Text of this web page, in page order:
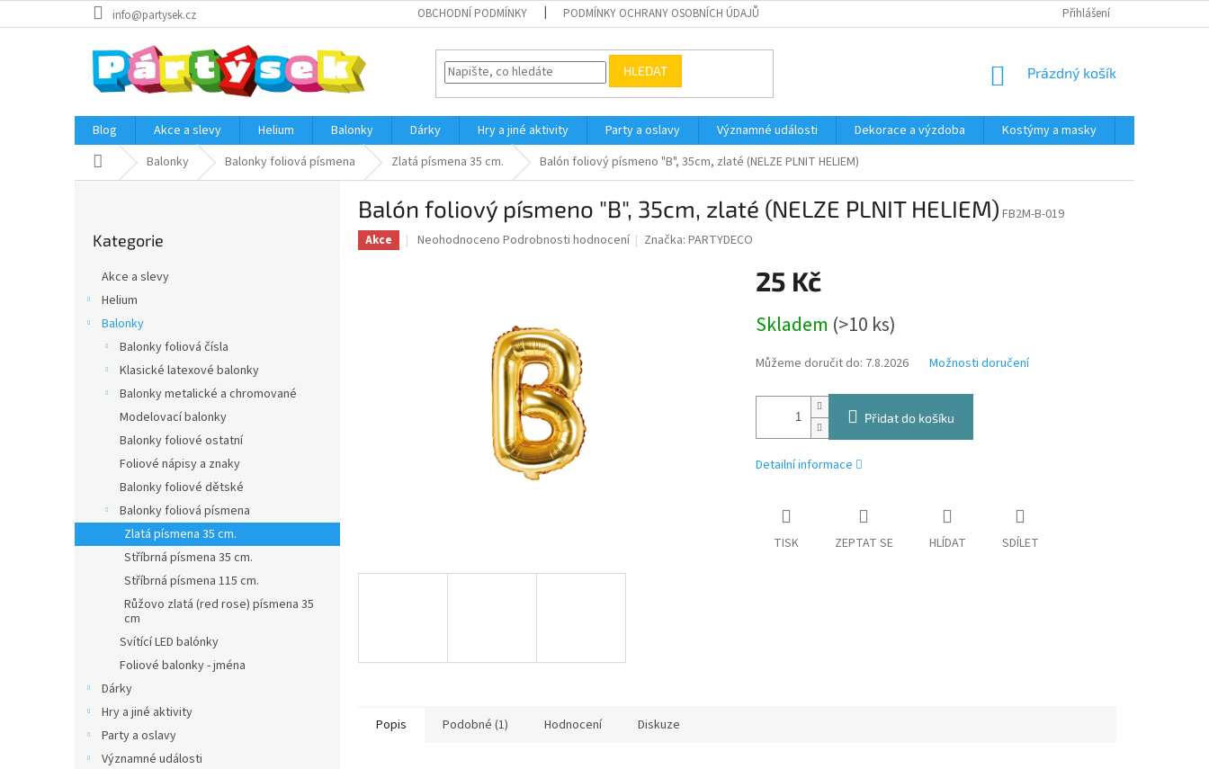
na
info@partysek.cz OBCHODNÍ PODMÍNKY PODMÍNKY OCHRANY OSOBNÍCH ÚDAJŮ Přihlášení
HLEDAT
NÁKUPNÍ
Prázdný košík
Blog Akce a slevy Helium Balonky Dárky Hry a jiné aktivity Party a oslavy Významné události Dekorace a výzdoba Kostýmy a masky
Domů Balonky Balonky foliová písmena Zlatá písmena 35 cm. Balón foliový písmeno "B", 35cm, zlaté (NELZE PLNIT HELIEM)
kategorie
Kategorie
Akce a slevy
Helium
Balonky
Balonky foliová čísla
Klasické latexové balonky
Balonky metalické a chromované
Modelovací balonky
Balonky foliové ostatní
Foliové nápisy a znaky
Balonky foliové dětské
Balonky foliová písmena
Zlatá písmena 35 cm.
Stříbrná písmena 35 cm.
Stříbrná písmena 115 cm.
Růžovo zlatá (red rose) písmena 35
cm
Svítící LED balónky
Foliové balonky - jména
Dárky
Hry a jiné aktivity
Party a oslavy
Významné události
Balón foliový písmeno "B", 35cm, zlaté (NELZE PLNIT HELIEM) FB2M-B-019
Akce
Průměrné
Neohodnoceno Podrobnosti hodnocení Značka:PARTYDECO
25 Kč
cena:
Skladem (>10 ks)
Můžeme doručit do: 7.8.2026 Možnosti doručení
Přidat do košíku
Detailní informace
TISK ZEPTAT SE HLÍDAT SDÍLET
Popis Podobné (1) Hodnocení Diskuze